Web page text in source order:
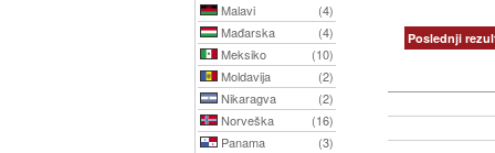
Malavi
(4)
Mađarska
(4)
Meksiko
(10)
Moldavija
(2)
Nikaragva
(2)
Norveška
(16)
Panama
(3)
Poslednji